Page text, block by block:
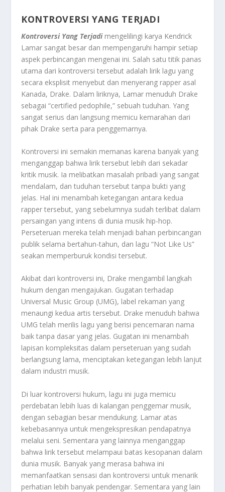
KONTROVERSI YANG TERJADI
Kontroversi Yang Terjadi mengelilingi karya Kendrick
Lamar sangat besar dan mempengaruhi hampir setiap
aspek perbincangan mengenai ini. Salah satu titik panas
utama dari kontroversi tersebut adalah lirik lagu yang
secara eksplisit menyebut dan menyerang rapper asal
Kanada, Drake. Dalam liriknya, Lamar menuduh Drake
sebagai “certified pedophile,” sebuah tuduhan. Yang
sangat serius dan langsung memicu kemarahan dari
pihak Drake serta para penggemarnya.
Kontroversi ini semakin memanas karena banyak yang
menganggap bahwa lirik tersebut lebih dari sekadar
kritik musik. Ia melibatkan masalah pribadi yang sangat
mendalam, dan tuduhan tersebut tanpa bukti yang
jelas. Hal ini menambah ketegangan antara kedua
rapper tersebut, yang sebelumnya sudah terlibat dalam
persaingan yang intens di dunia musik hip-hop.
Perseteruan mereka telah menjadi bahan perbincangan
publik selama bertahun-tahun, dan lagu “Not Like Us”
seakan memperburuk kondisi tersebut.
Akibat dari kontroversi ini, Drake mengambil langkah
hukum dengan mengajukan. Gugatan terhadap
Universal Music Group (UMG), label rekaman yang
menaungi kedua artis tersebut. Drake menuduh bahwa
UMG telah merilis lagu yang berisi pencemaran nama
baik tanpa dasar yang jelas. Gugatan ini menambah
lapisan kompleksitas dalam perseteruan yang sudah
berlangsung lama, menciptakan ketegangan lebih lanjut
dalam industri musik.
Di luar kontroversi hukum, lagu ini juga memicu
perdebatan lebih luas di kalangan penggemar musik,
dengan sebagian besar mendukung. Lamar atas
kebebasannya untuk mengekspresikan pendapatnya
melalui seni. Sementara yang lainnya menganggap
bahwa lirik tersebut melampaui batas kesopanan dalam
dunia musik. Banyak yang merasa bahwa ini
memanfaatkan sensasi dan kontroversi untuk menarik
perhatian lebih banyak pendengar. Sementara yang lain